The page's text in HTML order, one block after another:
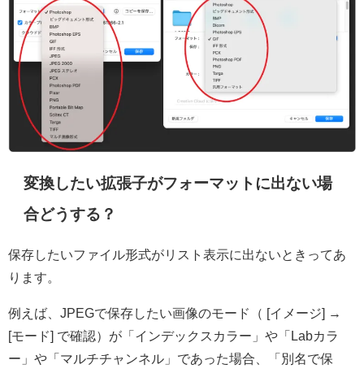
変換したい拡張子がフォーマットに出ない場
合どうする？
保存したいファイル形式がリスト表示に出ないときってあ
ります。
例えば、JPEGで保存したい画像のモード
（ [イメージ] →
[モード] で確認）が「インデックスカラー」や「Labカラ
ー」や「マルチチャンネル」であった場合、「別名で保